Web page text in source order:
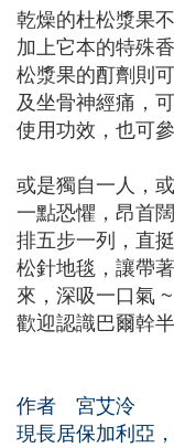
乾燥的杜松漿果
加上它本的特殊
松漿果的酊劑則
及坐骨神經痛，
使用功效，也可
或是獨自一人，
一點恐懼，昂首
排五步一列，直
松針地毯，讓帶
來，深吸一口氣 ~
歡迎認識巴爾幹
作者 宮艾泠
現長居保加利亞